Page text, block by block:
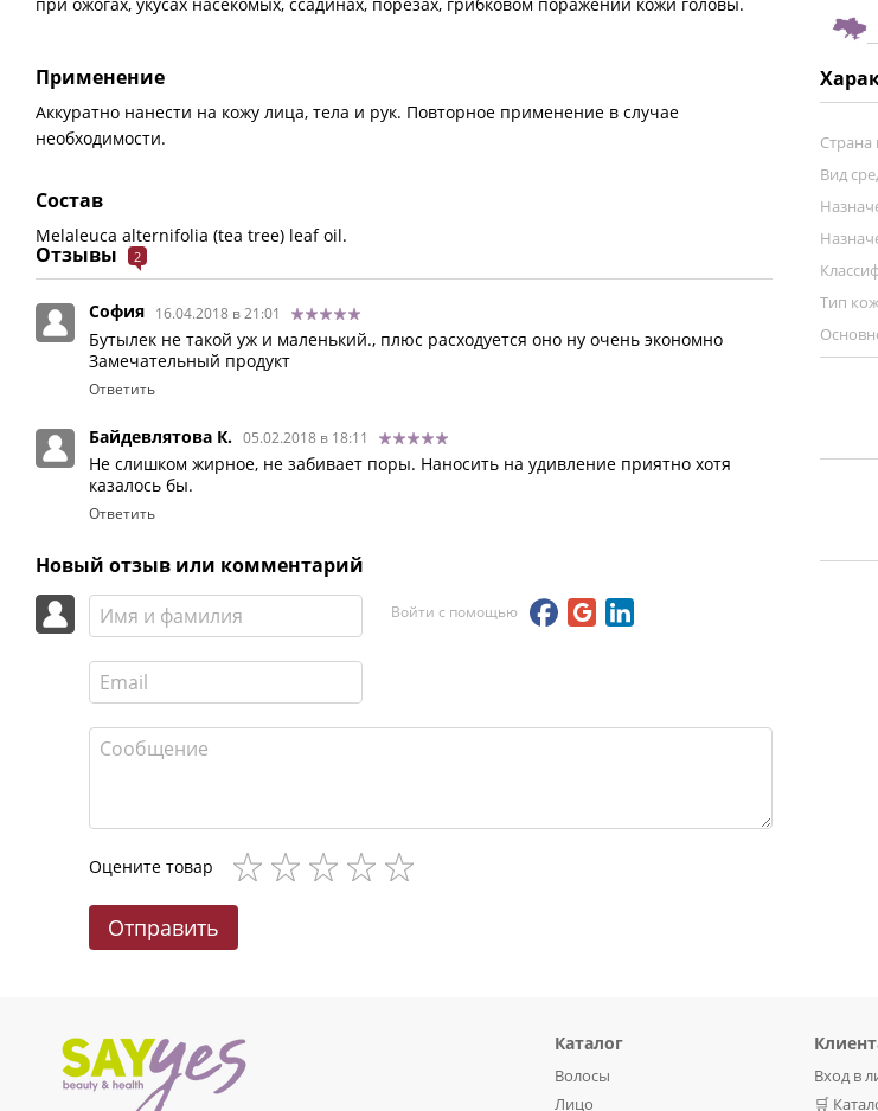
Применение
Аккуратно нанести на кожу лица, тела и рук. Повторное применение в случае
необходимости.
Состав
Melaleuca alternifolia (tea tree) leaf oil.
Отзывы 2
София 16.04.2018 в 21:01
Бутылек не такой уж и маленький., плюс расходуется оно ну очень экономно
Замечательный продукт
Ответить
Байдевлятова К. 05.02.2018 в 18:11
Не слишком жирное, не забивает поры. Наносить на удивление приятно хотя
казалось бы.
Ответить
Новый отзыв или комментарий
Войти с помощью
Оцените товар
Отправить
Страна
Вид
Тип
Каталог
Волосы
Лицо
Вход в
🛒